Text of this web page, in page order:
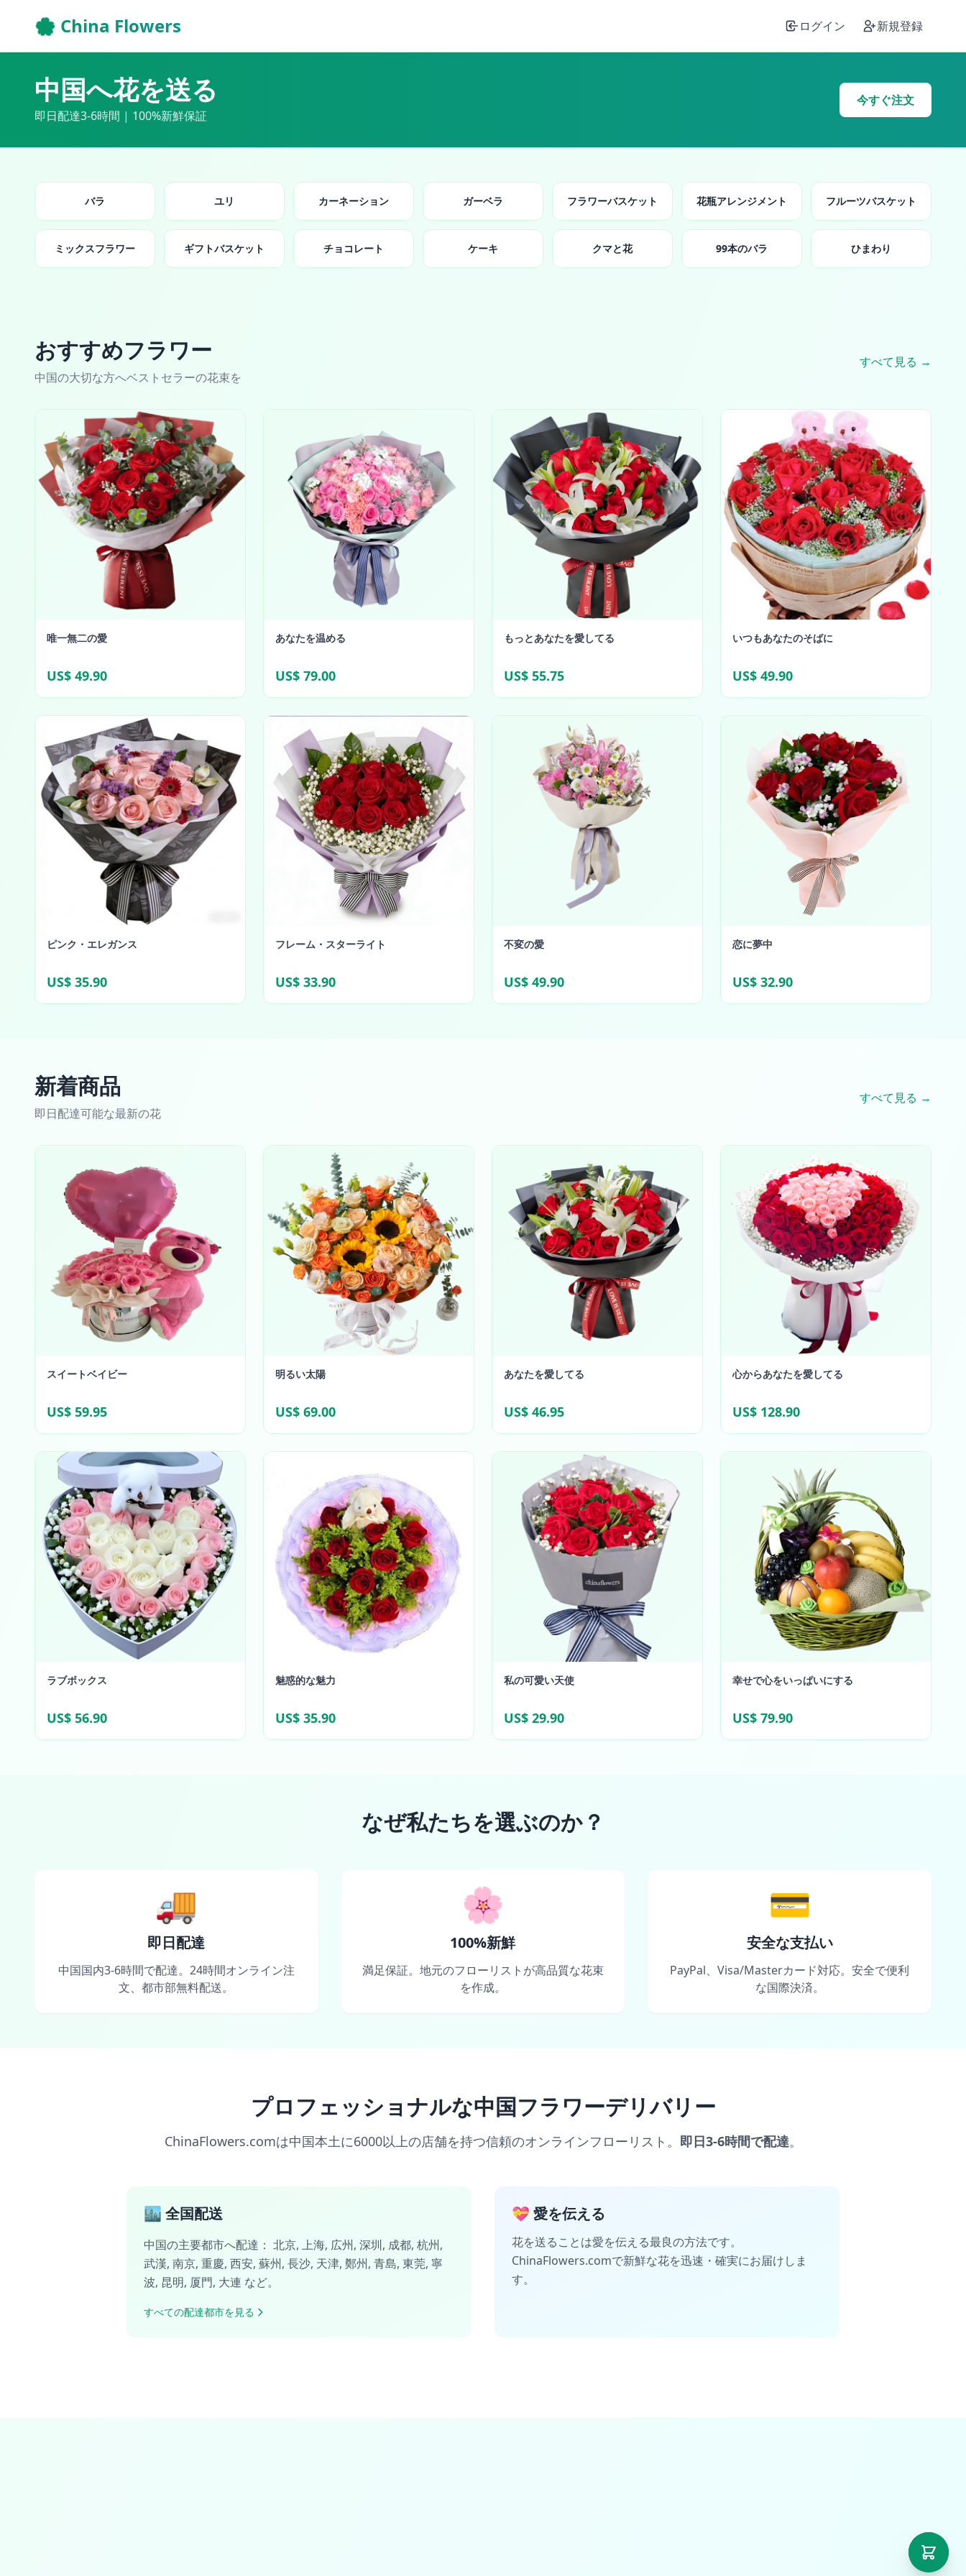
🌸 China Flowers ログイン 新規登録
中国へ花を送る
即日配達3-6時間 | 100%新鮮保証
今すぐ注文
バラ ユリ カーネーション ガーベラ フラワーバスケット 花瓶アレンジメント フルーツバスケット
ミックスフラワー ギフトバスケット チョコレート ケーキ クマと花 99本のバラ ひまわり
おすすめフラワー
中国の大切な方へベストセラーの花束を
すべて見る →
唯一無二の愛
US$ 49.90
あなたを温める
US$ 79.00
もっとあなたを愛してる
US$ 55.75
いつもあなたのそばに
US$ 49.90
ピンク・エレガンス
US$ 35.90
フレーム・スターライト
US$ 33.90
不変の愛
US$ 49.90
恋に夢中
US$ 32.90
新着商品
即日配達可能な最新の花
すべて見る →
スイートベイビー
US$ 59.95
明るい太陽
US$ 69.00
あなたを愛してる
US$ 46.95
心からあなたを愛してる
US$ 128.90
ラブボックス
US$ 56.90
魅惑的な魅力
US$ 35.90
私の可愛い天使
US$ 29.90
幸せで心をいっぱいにする
US$ 79.90
なぜ私たちを選ぶのか？
🚚
即日配達
中国国内3-6時間で配達。24時間オンライン注
文、都市部無料配送。
🌸
100%新鮮
満足保証。地元のフローリストが高品質な花束
を作成。
💳
安全な支払い
PayPal、Visa/Masterカード対応。安全で便利
な国際決済。
プロフェッショナルな中国フラワーデリバリー
ChinaFlowers.comは中国本土に6000以上の店舗を持つ信頼のオンラインフローリスト。 即日3-6時間で配達。
🏙️ 全国配送
中国の主要都市へ配達： 北京, 上海, 広州, 深圳, 成都, 杭州,
武漢, 南京, 重慶, 西安, 蘇州, 長沙, 天津, 鄭州, 青島, 東莞, 寧
波, 昆明, 厦門, 大連 など。
すべての配達都市を見る
💝 愛を伝える
花を送ることは愛を伝える最良の方法です。
ChinaFlowers.comで新鮮な花を迅速・確実にお届けしま
す。